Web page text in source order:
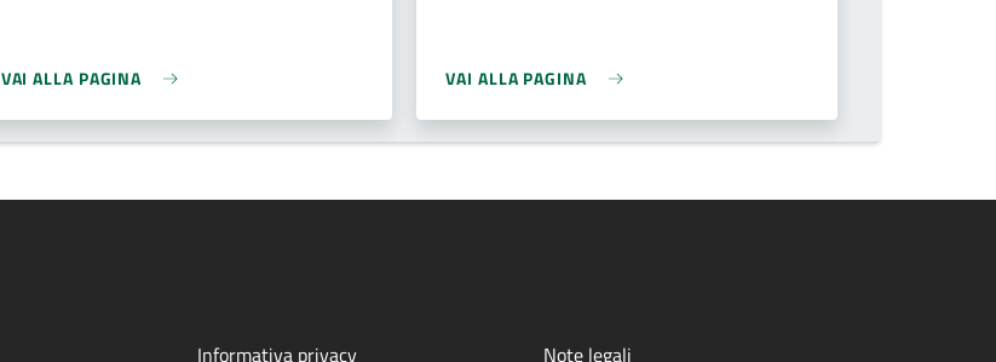
VAI ALLA PAGINA VAI ALLA PAGINA
Informativa privacy Note legali